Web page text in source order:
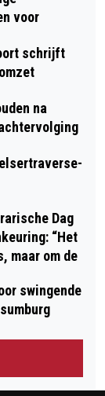
voor
schrijft
na
Dag
“Het
maar om de
swingende